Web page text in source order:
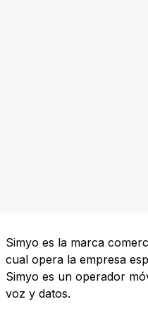
Simyo es la marca
cual opera la empresa
Simyo es un operador
voz y datos.